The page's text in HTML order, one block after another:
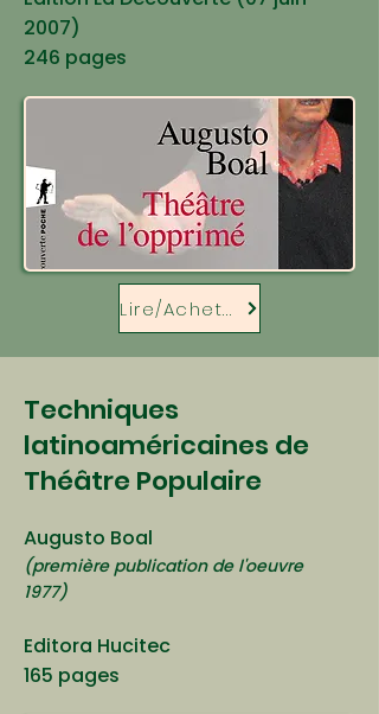
2007)
246 pages
Lire/Acheter
Techniques
latinoaméricaines de
Théâtre Populaire
Augusto Boal
(première publication de l'oeuvre
1977)
Editora Hucitec
165 pages